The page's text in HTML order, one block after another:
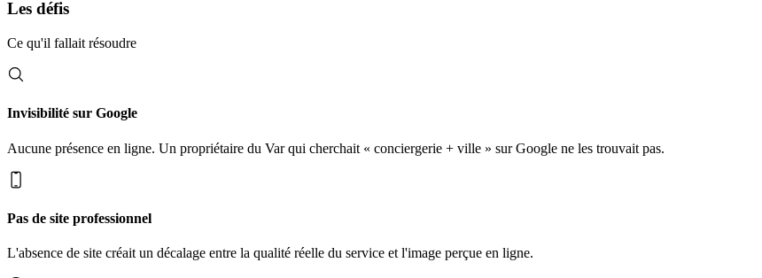
Les défis
Ce qu'il fallait résoudre
Invisibilité sur Google
Aucune présence en ligne. Un propriétaire du Var qui cherchait « conciergerie + ville » sur Google ne les trouvait pas.
Pas de site professionnel
L'absence de site créait un décalage entre la qualité réelle du service et l'image perçue en ligne.